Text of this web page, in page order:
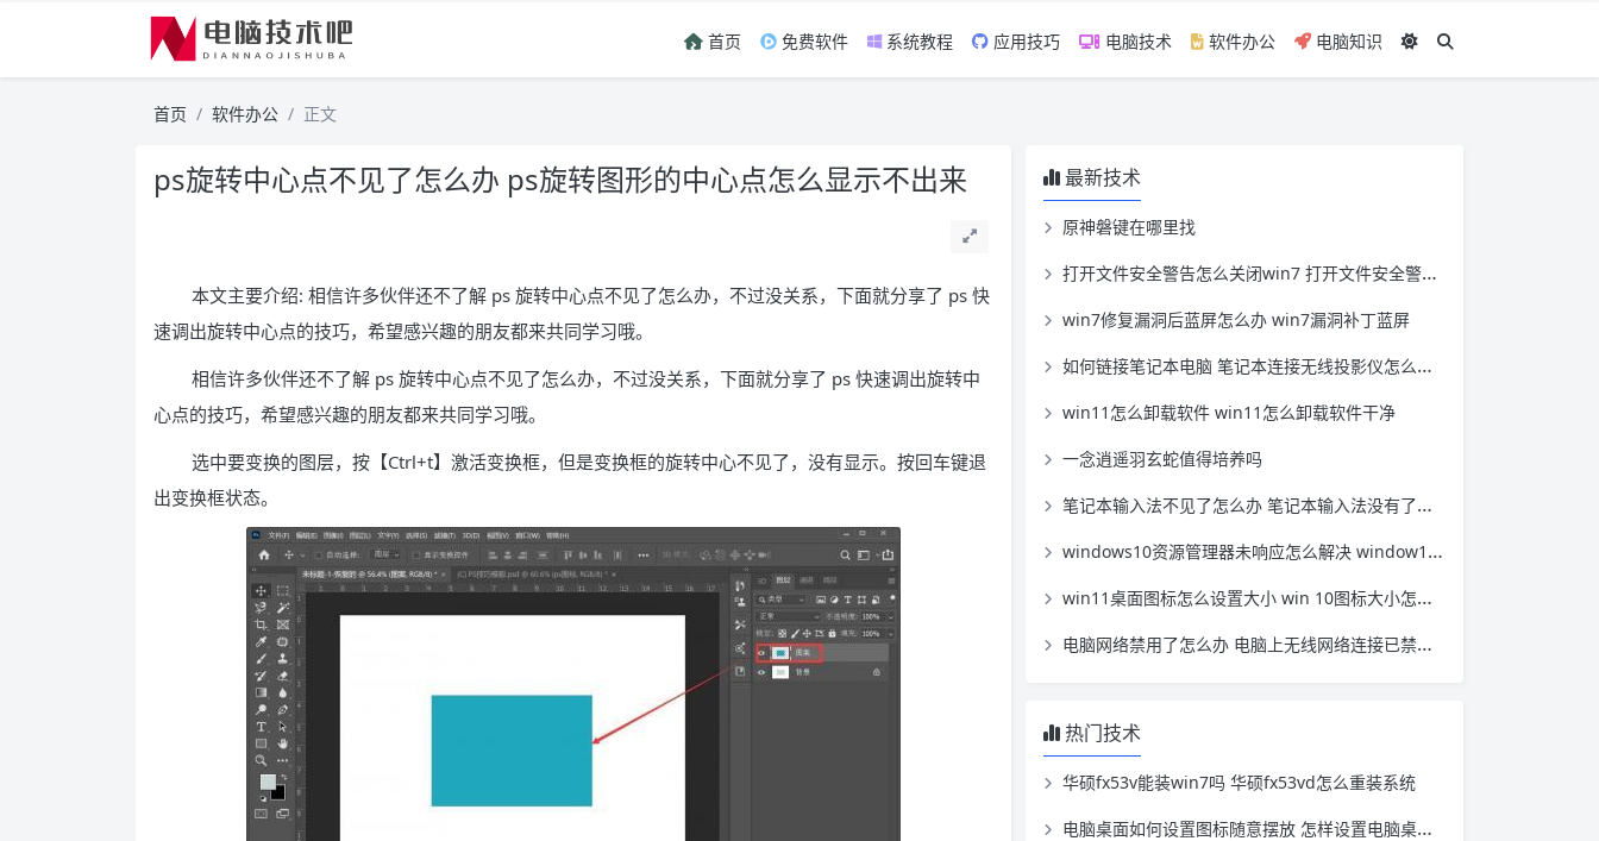
首页 免费软件 系统教程 应用技巧 电脑技术 软件办公 电脑知识
首页 软件办公 正文
ps旋转中心点不见了怎么办 ps旋转图形的中心点怎么显示不出来
本文主要介绍: 相信许多伙伴还不了解 ps 旋转中心点不见了怎么办，不过没关系，下面就分享了 ps 快
速调出旋转中心点的技巧，希望感兴趣的朋友都来共同学习哦。
相信许多伙伴还不了解 ps 旋转中心点不见了怎么办，不过没关系，下面就分享了 ps 快速调出旋转中
心点的技巧，希望感兴趣的朋友都来共同学习哦。
选中要变换的图层，按【Ctrl+t】激活变换框，但是变换框的旋转中心不见了，没有显示。按回车键退
出变换框状态。
最新技术
原神磐键在哪里找
打开文件安全警告怎么关闭win7 打开文件安全警告怎么关闭win11
win7修复漏洞后蓝屏怎么办 win7漏洞补丁蓝屏
如何链接笔记本电脑 笔记本连接无线投影仪怎么连接
win11怎么卸载软件 win11怎么卸载软件干净
一念逍遥羽玄蛇值得培养吗
笔记本输入法不见了怎么办 笔记本输入法没有了怎么办
windows10资源管理器未响应怎么解决 window10资源管理器无响应
win11桌面图标怎么设置大小 win 10图标大小怎么设置
电脑网络禁用了怎么办 电脑上无线网络连接已禁用怎么办
热门技术
华硕fx53v能装win7吗 华硕fx53vd怎么重装系统
电脑桌面如何设置图标随意摆放 怎样设置电脑桌面图标随意摆放